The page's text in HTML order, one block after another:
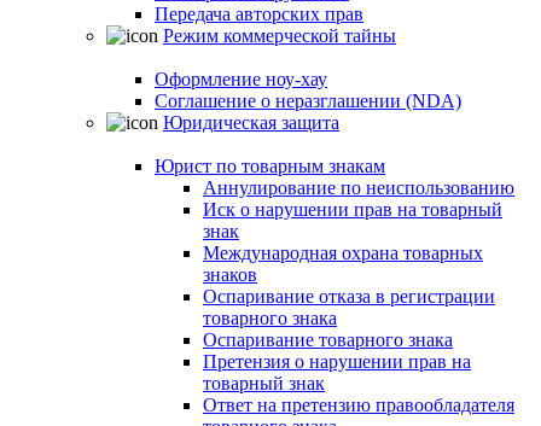
Передача авторских прав
Режим коммерческой тайны
Оформление ноу-хау
Соглашение о неразглашении (NDA)
Юридическая защита
Юрист по товарным знакам
Аннулирование по неиспользованию
Иск о нарушении прав на товарный
знак
Международная охрана товарных
знаков
Оспаривание отказа в регистрации
товарного знака
Оспаривание товарного знака
Претензия о нарушении прав на
товарный знак
Ответ на претензию правообладателя